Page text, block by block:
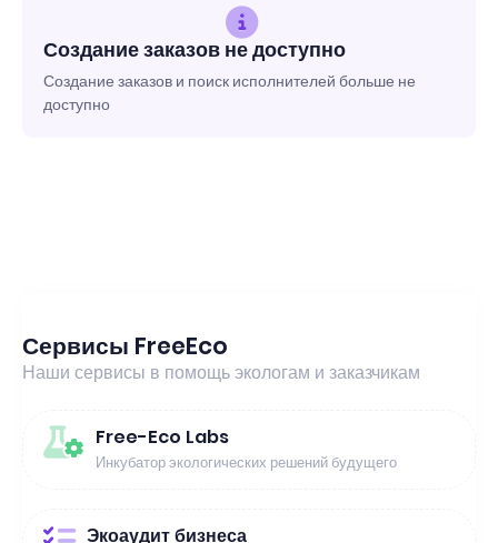
Создание заказов не доступно
Создание заказов и поиск исполнителей больше не
доступно
Сервисы FreeEco
Наши сервисы в помощь экологам и заказчикам
Free-Eco Labs
Инкубатор экологических решений будущего
Экоаудит бизнеса